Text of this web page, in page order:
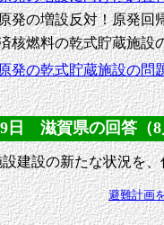
の増設反対！原発回
燃料の乾式貯蔵施設
発の乾式貯蔵施設の問
滋賀県の回答（8
建設の新たな状況を
避難計画